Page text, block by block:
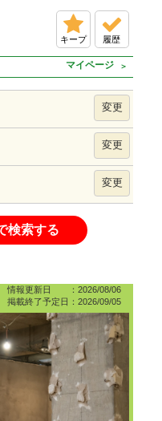
キープ 履歴
マイページ
変更
変更
変更
検索する
情報更新日 ：2026/08/06
掲載終了予定日：2026/09/05